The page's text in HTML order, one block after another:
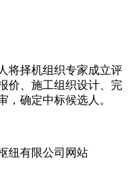
将择机组织专家成立评
价、施工组织设计、完
，确定中标候选人。
纽有限公司网站